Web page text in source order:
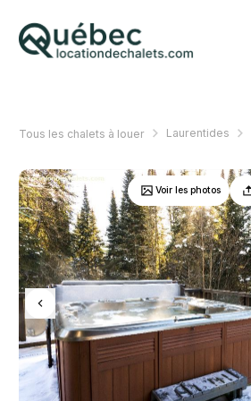
Tous les chalets à louer Laurentides
Voir les photos